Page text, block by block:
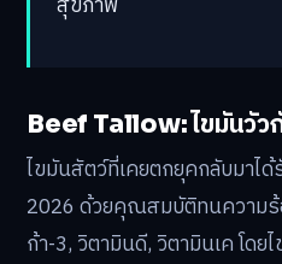
Beef Tallow: ไขมันวัว
ไขมันสัตว์ที่เคยตกยุคกลับมาไ
2026 ด้วยคุณสมบัติทนความร้
ก้า-3, วิตามินดี, วิตามินเค โด